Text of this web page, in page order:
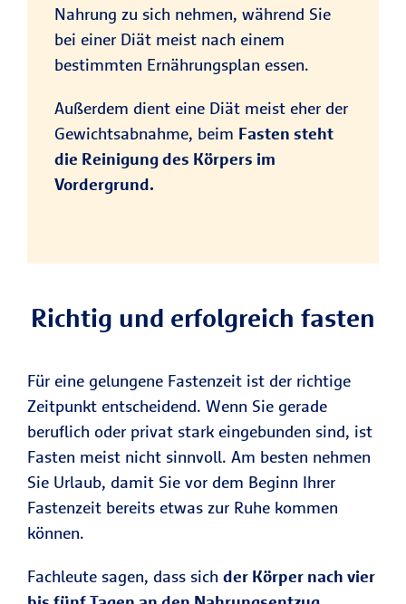
Nahrung zu sich nehmen, während Sie
bei einer Diät meist nach einem
bestimmten Ernährungsplan essen.
Außerdem dient eine Diät meist eher der
Gewichtsabnahme, beim Fasten steht
die Reinigung des Körpers im
Vordergrund.
Richtig und erfolgreich fasten
Für eine gelungene Fastenzeit ist der richtige
Zeitpunkt entscheidend. Wenn Sie gerade
beruflich oder privat stark eingebunden sind, ist
Fasten meist nicht sinnvoll. Am besten nehmen
Sie Urlaub, damit Sie vor dem Beginn Ihrer
Fastenzeit bereits etwas zur Ruhe kommen
können.
Fachleute sagen, dass sich der Körper nach vier